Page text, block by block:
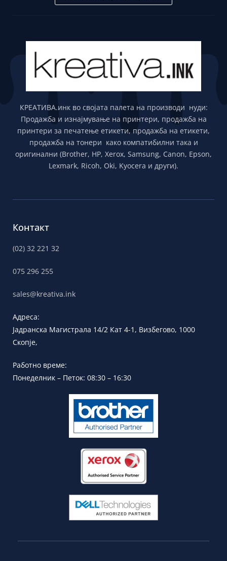
КРЕАТИВА.инк во својата палета на производи нуди:
Продажба и изнајмување на принтери, продажба на
принтери за печатење етикети, продажба на етикети,
продажба на тонери како компатибилни така и
оригинални (Brother, HP, Xerox, Samsung, Canon, Epson,
Lexmark, Ricoh, Oki, Kyocera и други).
Контакт
(02) 32 221 32
075 296 255
sales@kreativa.ink
Адреса:
Јадранска Магистрала 14/2 Кат 4-1, Визбегово, 1000
Скопје,
Работно време:
Понеделник – Петок: 08:30 – 16:30